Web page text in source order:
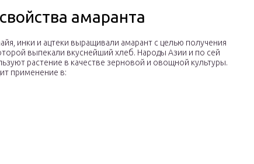
амаранта
инки и ацтеки выращивали амарант с целью получения
выпекали вкуснейший хлеб. Народы Азии и по сей
растение в качестве зерновой и овощной культуры.
применение в: